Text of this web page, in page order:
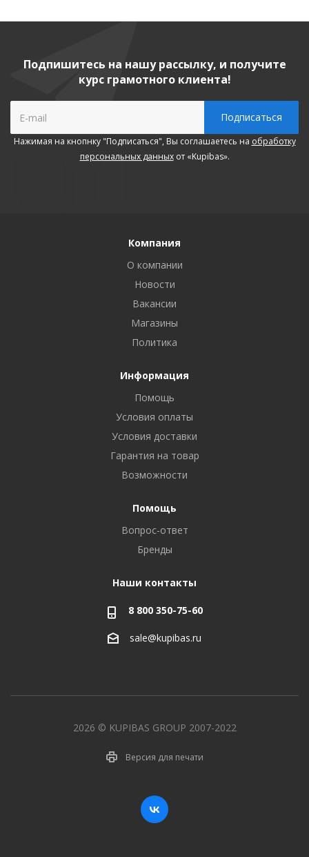
Подпишитесь на нашу рассылку, и получите
курс грамотного клиента!
Нажимая на кнопнку "Подписаться", Вы соглашаетесь на обработку
персональных данныхот «Kupibas».
Компания
О компании
Новости
Вакансии
Магазины
Политика
Информация
Помощь
Условия оплаты
Условия доставки
Гарантия на товар
Возможности
Помощь
Вопрос-ответ
Бренды
Наши контакты
8 800 350-75-60
sale@kupibas.ru
2026 © KUPIBAS GROUP 2007-2022
Версия для печати